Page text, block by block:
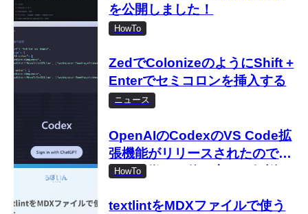
を公開しました！
HowTo
ZedでColonizeのようにShift +
Enterでセミコロンを挿入する
ニュース
OpenAIのCodexのVS Code拡
張機能がリリースされたので試
す 特徴から使い方まで解説
HowTo
textlintをMDXファイルで使う